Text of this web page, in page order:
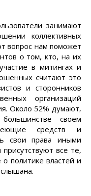
занимают
коллективных
вопрос нам поможет
о том, кто, на их
в митингах и
считают это
и сторонников
организаций
Около 52% думают,
своем
средств и
свои права иными
все те,
политике властей и